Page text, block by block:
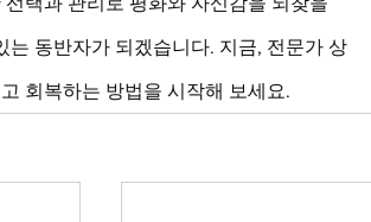
동반자가 되겠습니다. 지금, 전문가 상
회복하는 방법을 시작해 보세요.